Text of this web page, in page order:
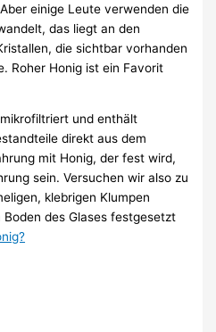
einige Leute verwenden die
das liegt an den
die sichtbar vorhanden
Roher Honig ist ein Favorit
und enthält
direkt aus dem
mit Honig, der fest wird,
sein. Versuchen wir also zu
klebrigen Klumpen
des Glases festgesetzt